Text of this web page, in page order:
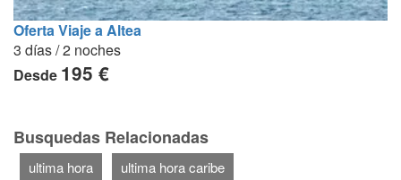
Oferta Viaje a Altea
3 días / 2 noches
Desde 195 €
Busquedas Relacionadas
ultima hora ultima hora caribe